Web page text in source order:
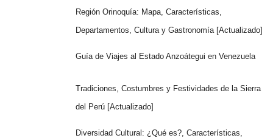
Región Orinoquía: Mapa, Características,
Departamentos, Cultura y Gastronomía [Actualizado]
Guía de Viajes al Estado Anzoátegui en Venezuela
Tradiciones, Costumbres y Festividades de la Sierra
del Perú [Actualizado]
Diversidad Cultural: ¿Qué es?, Características,